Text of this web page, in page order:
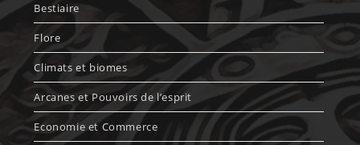
Bestiaire
Flore
Climats et biomes
Arcanes et Pouvoirs de l’esprit
Economie et Commerce